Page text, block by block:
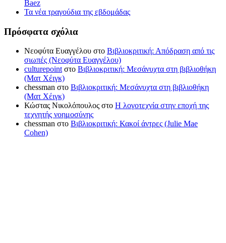
Baez
Τα νέα τραγούδια της εβδομάδας
Πρόσφατα σχόλια
Νεοφύτα Ευαγγέλου στο Βιβλιοκριτική: Απόδραση από τις
σιωπές (Νεοφύτα Ευαγγέλου)
culturepointστο Βιβλιοκριτική: Μεσάνυχτα στη βιβλιοθήκη
(Ματ Χέιγκ)
chessman στο Βιβλιοκριτική: Μεσάνυχτα στη βιβλιοθήκη
(Ματ Χέιγκ)
Κώστας Νικολόπουλος στο Η λογοτεχνία στην εποχή της
τεχνητής νοημοσύνης
chessman στο Βιβλιοκριτική: Κακοί άντρες (Julie Mae
Cohen)